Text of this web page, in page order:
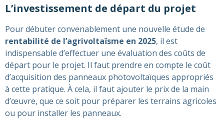
L’investissement de départ du projet
Pour débuter convenablement une nouvelle étude de
rentabilité de l’agrivoltaïsme en 2025, il est
indispensable d’effectuer une évaluation des coûts de
départ pour le projet. Il faut prendre en compte le coût
d’acquisition des panneaux photovoltaïques appropriés
à cette pratique. À cela, il faut ajouter le prix de la main
d’œuvre, que ce soit pour préparer les terrains agricoles
ou pour installer les panneaux.